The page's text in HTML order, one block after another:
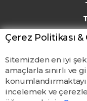
Çerez Politikası
Sitemizden en iyi
amaçlarla sınırlı ve
incelemek ve